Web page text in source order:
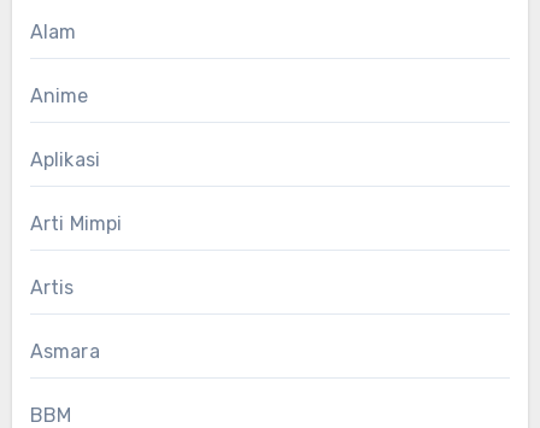
Alam
Anime
Aplikasi
Arti Mimpi
Artis
Asmara
BBM